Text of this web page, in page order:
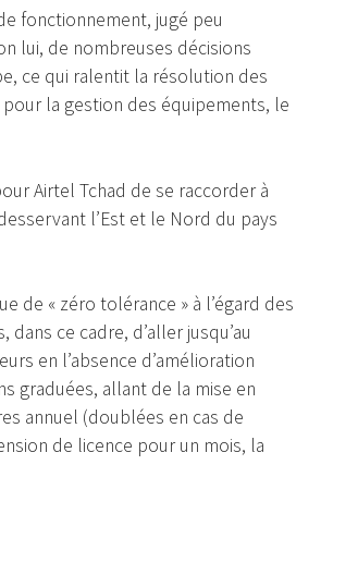
fonctionnement, jugé peu
lui, de nombreuses décisions
ce qui ralentit la résolution des
la gestion des équipements, le
Airtel Tchad de se raccorder à
l’Est et le Nord du pays
de « zéro tolérance » à l’égard des
ce cadre, d’aller jusqu’au
en l’absence d’amélioration
graduées, allant de la mise en
annuel (doublées en cas de
de licence pour un mois, la